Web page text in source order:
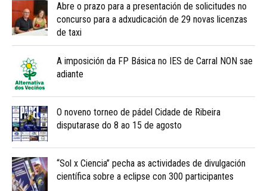
Abre o prazo para a presentación de solicitudes no
concurso para a adxudicación de 29 novas licenzas
de taxi
A imposición da FP Básica no IES de Carral NON sae
adiante
O noveno torneo de pádel Cidade de Ribeira
disputarase do 8 ao 15 de agosto
“Sol x Ciencia” pecha as actividades de divulgación
científica sobre a eclipse con 300 participantes